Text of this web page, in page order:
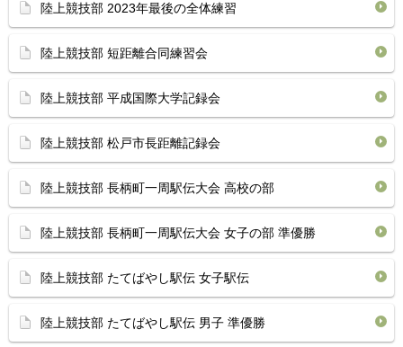
陸上競技部 2023年最後の全体練習
陸上競技部 短距離合同練習会
陸上競技部 平成国際大学記録会
陸上競技部 松戸市長距離記録会
陸上競技部 長柄町一周駅伝大会 高校の部
陸上競技部 長柄町一周駅伝大会 女子の部 準優勝
陸上競技部 たてばやし駅伝 女子駅伝
陸上競技部 たてばやし駅伝 男子 準優勝